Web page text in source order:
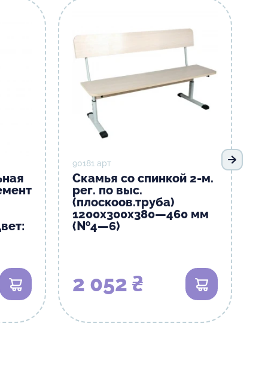
В корзину
90181 арт
Скамья со спинкой 2-м.
рег. по выс.
(плоскоов.труба)
1200х300х380—460 мм
(№4—6)
2 052 ₴ В корзину